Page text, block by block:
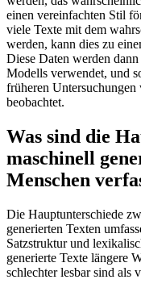
einen vereinfachten Stil
viele Texte mit dem
werden, kann dies zu
Diese Daten werden
Modells verwendet, und
früheren
beobachtet.
Was sind die
maschinell
Menschen
Die Hauptunterschiede
generierten Texten
Satzstruktur und
generierte Texte längere
schlechter lesbar sind als